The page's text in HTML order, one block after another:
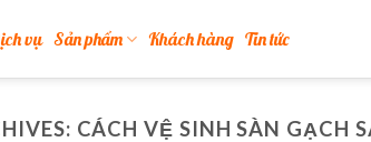
vụ Sản phẩm Khách hàng Tin tức
CÁCH VỆ SINH SÀN GẠCH